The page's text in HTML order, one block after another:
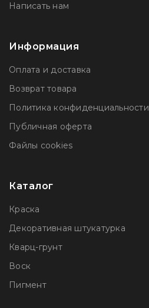
Написать нам
Информация
Оплата и доставка
Возврат товара
Политика конфиденциальности
Публичная оферта
Файлы сookies
Каталог
Краска
Декоративная штукатурка
Кварц-грунт
Воск
Пигмент